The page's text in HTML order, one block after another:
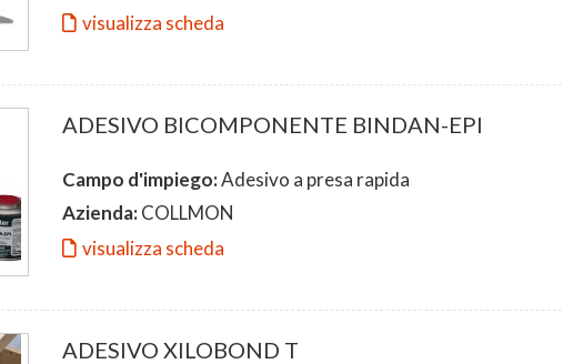
visualizza scheda
ADESIVO BICOMPONENTE BINDAN-EPI
Campo d'impiego:Adesivo a presa rapida
Azienda:COLLMON
visualizza scheda
ADESIVO XILOBOND T